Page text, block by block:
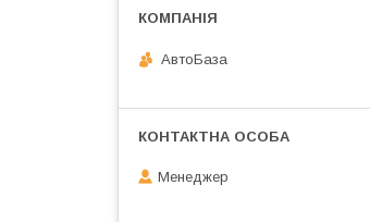
АвтоБаза
Менеджер